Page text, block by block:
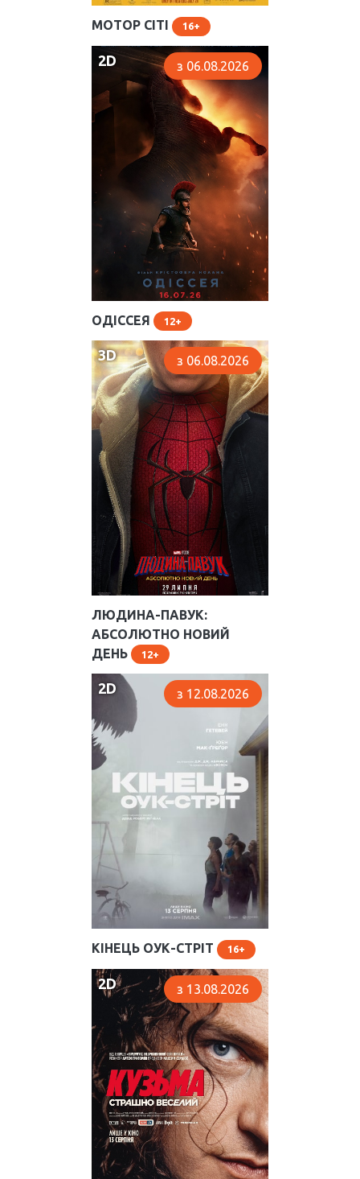
МОТОР СІТІ 16
2D з 06.08.2026
ОДІССЕЯ 12
3D з 06.08.2026
ЛЮДИНА-ПАВУК:
АБСОЛЮТНО НОВИЙ
ДЕНЬ
12
2D з 12.08.2026
КІНЕЦЬ ОУК-СТРІТ 16
2D з 13.08.2026